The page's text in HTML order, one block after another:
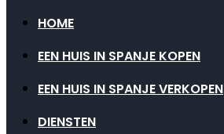
HOME
EEN HUIS IN SPANJE KOPEN
EEN HUIS IN SPANJE VERKOPEN
DIENSTEN